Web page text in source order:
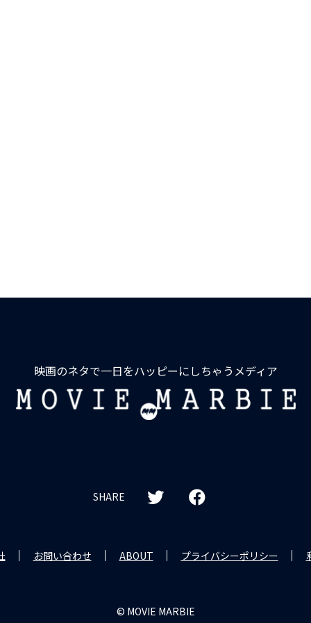
映画のネタで一日をハッピーにしちゃうメディア
MOVIE
MARBIE
SHARE
お問い合わせ ABOUT プライバシーポリシー
© MOVIE MARBIE